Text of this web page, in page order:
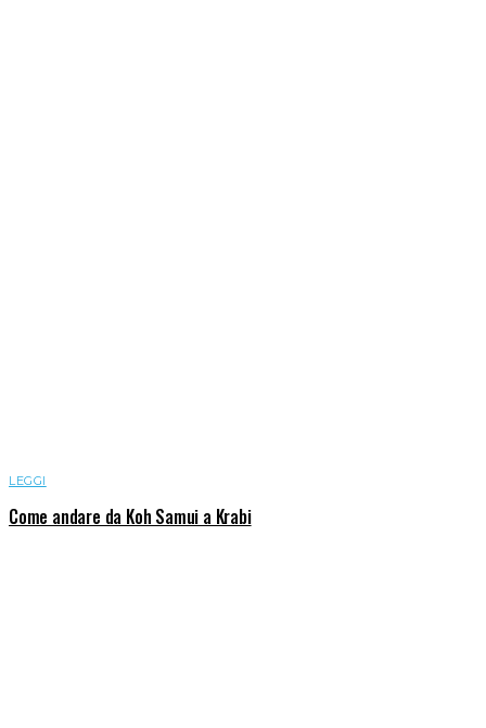
LEGGI
Come andare da Koh Samui a Krabi